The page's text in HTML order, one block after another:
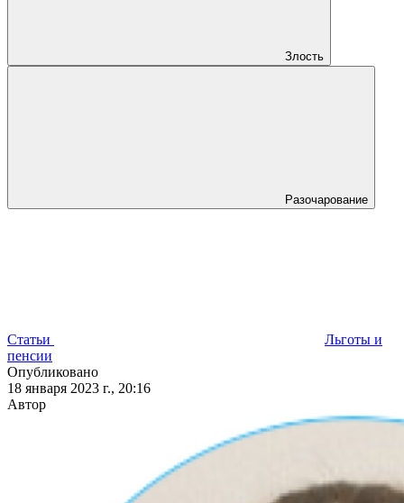
Злость
Разочарование
Статьи
Льготы и
пенсии
Опубликовано
18 января 2023 г., 20:16
Автор